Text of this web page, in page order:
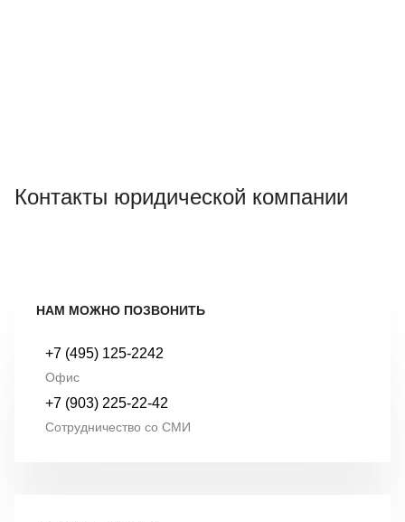
Контакты юридической компании
НАМ МОЖНО ПОЗВОНИТЬ
+7 (495) 125-2242
Офис
+7 (903) 225-22-42
Сотрудничество со СМИ